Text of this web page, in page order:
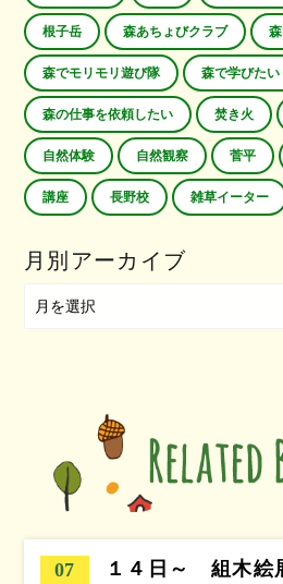
根子岳 森あちょびクラブ
森でモリモリ遊び隊 森で学びた
森の仕事を依頼したい 焚き火
自然体験 自然観察 菅平
講座 長野校 雑草イーター
月別アーカイブ
07 １４日～ 組木絵